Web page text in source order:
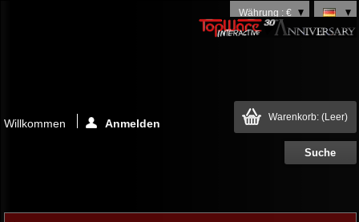
Währung : €
Warenkorb: (Leer)
Willkommen Anmelden